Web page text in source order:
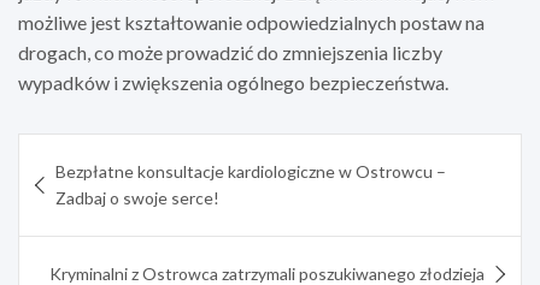
możliwe jest kształtowanie odpowiedzialnych postaw na
drogach, co może prowadzić do zmniejszenia liczby
wypadków i zwiększenia ogólnego bezpieczeństwa.
wpisu
Bezpłatne konsultacje kardiologiczne w Ostrowcu –
Zadbaj o swoje serce!
Kryminalni z Ostrowca zatrzymali poszukiwanego złodzieja